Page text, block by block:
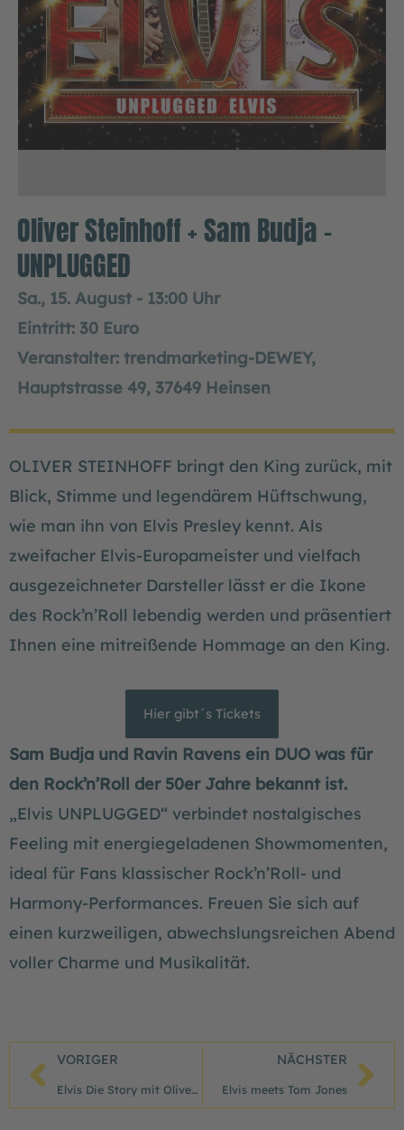
Oliver Steinhoff + Sam Budja –
UNPLUGGED
Sa., 15. August - 13:00 Uhr
Eintritt: 30 Euro
Veranstalter: trendmarketing-DEWEY,
Hauptstrasse 49, 37649 Heinsen
OLIVER STEINHOFF bringt den King zurück, mit
Blick, Stimme und legendärem Hüftschwung,
wie man ihn von Elvis Presley kennt. Als
zweifacher Elvis-Europameister und vielfach
ausgezeichneter Darsteller lässt er die Ikone
des Rock’n’Roll lebendig werden und präsentiert
Ihnen eine mitreißende Hommage an den King.
Hier gibt´s Tickets
Sam Budja und Ravin Ravens ein DUO was für
den Rock’n’Roll der 50er Jahre bekannt ist.
„Elvis UNPLUGGED“ verbindet nostalgisches
Feeling mit energiegeladenen Showmomenten,
ideal für Fans klassischer Rock’n’Roll- und
Harmony-Performances. Freuen Sie sich auf
einen kurzweiligen, abwechslungsreichen Abend
voller Charme und Musikalität.
Zurück
VORIGER
Elvis Die Story mit Oliver Steinhoff
NÄCHSTER
Elvis meets Tom Jones